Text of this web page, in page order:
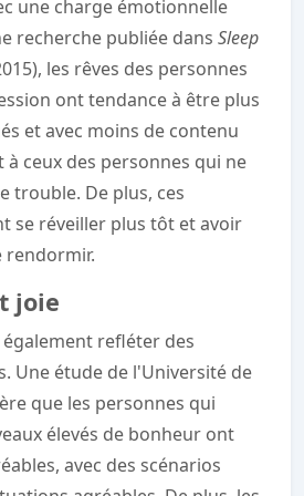
une charge émotionnelle
recherche publiée dans Sleep
les rêves des personnes
ont tendance à être plus
et avec moins de contenu
ceux des personnes qui ne
trouble. De plus, ces
se réveiller plus tôt et avoir
rendormir.
joie
refléter des
Une étude de l'Université de
que les personnes qui
élevés de bonheur ont
avec des scénarios